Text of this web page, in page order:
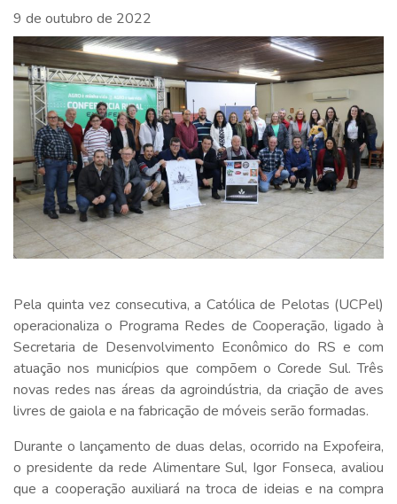
9 de outubro de 2022
Pela quinta vez consecutiva, a Católica de Pelotas (UCPel)
operacionaliza o Programa Redes de Cooperação, ligado à
Secretaria de Desenvolvimento Econômico do RS e com
atuação nos municípios que compõem o Corede Sul. Três
novas redes nas áreas da agroindústria, da criação de aves
livres de gaiola e na fabricação de móveis serão formadas.
Durante o lançamento de duas delas, ocorrido na Expofeira,
o presidente da rede Alimentare Sul, Igor Fonseca, avaliou
que a cooperação auxiliará na troca de ideias e na compra